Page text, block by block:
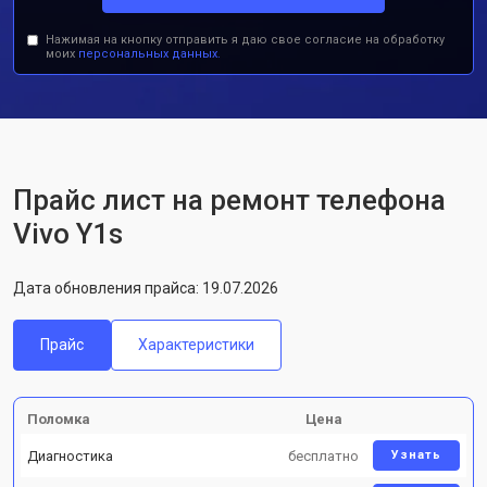
Нажимая на кнопку отправить я даю свое согласие на обработку
моих персональных данных.
Прайс лист на ремонт телефона
Vivo Y1s
Дата обновления прайса: 19.07.2026
Прайс Характеристики
Поломка Цена
Диагностика бесплатно Узнать